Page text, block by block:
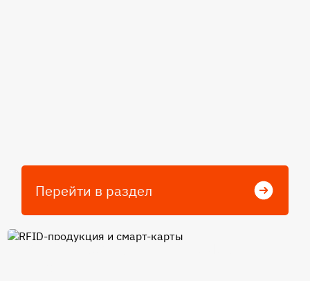
Перейти в раздел
RFID-продукция и смарт-